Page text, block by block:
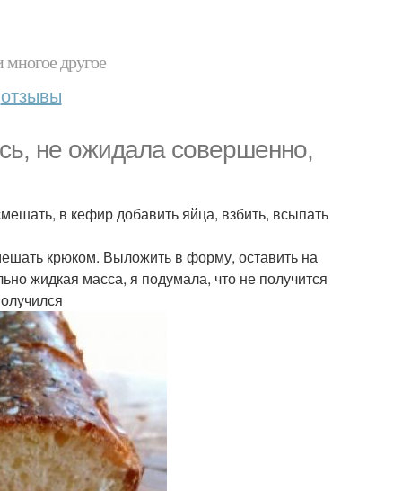
другое
отзывы
не ожидала совершенно,
в кефир добавить яйца, взбить, всыпать
крюком. Выложить в форму, оставить на
жидкая масса, я подумала, что не получится